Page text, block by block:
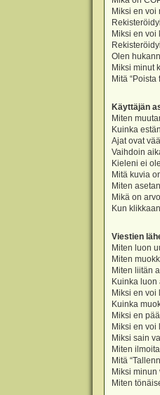
Miksi en voi
Miksi en voi
Olen
Miksi minut
Mitä
Käyttäjän
Miten
Kuinka
Ajat ovat
Vaihdoin
Kieleni ei
Mitä kuvia
Miten
Mikä on
Kun
Viestien
Miten luon
Miten
Miten liitän
Kuinka luon
Miksi en voi
Kuinka
Miksi en
Miksi en voi
Miksi sain
Miten
Mitä
Miksi
Miten